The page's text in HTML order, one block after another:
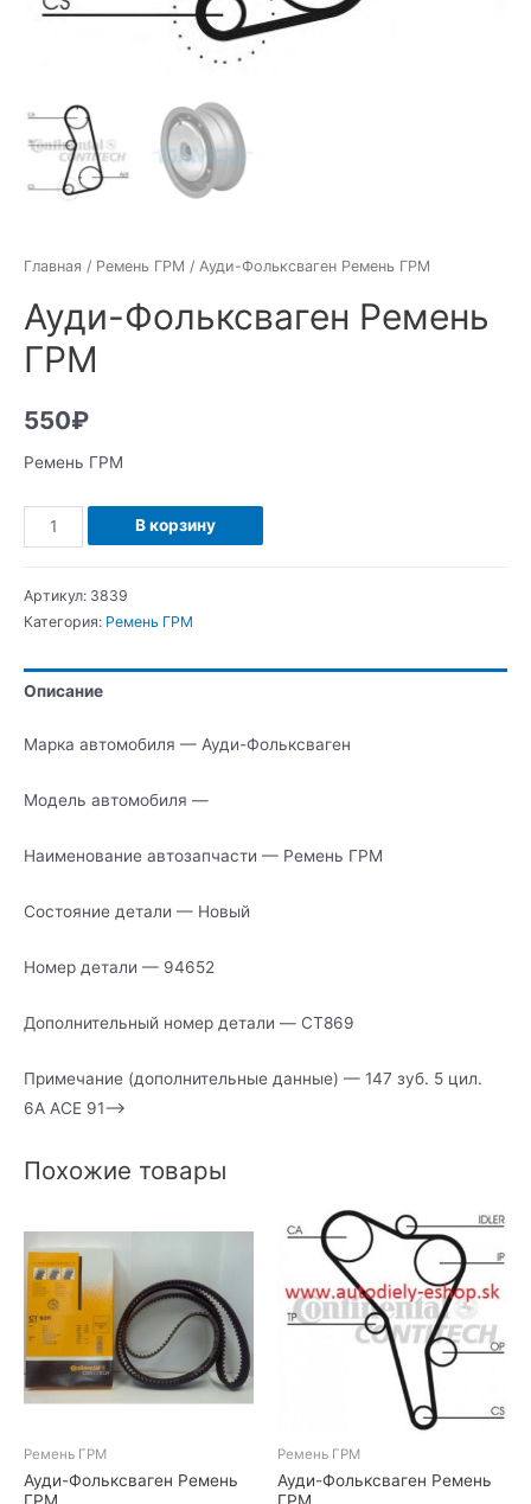
Главная / Ремень ГРМ / Ауди-Фольксваген Ремень ГРМ
Ауди-Фольксваген Ремень
ГРМ
550₽
Ремень ГРМ
Количество
Ауди-
Ремень
В корзину
Артикул: 3839
Категория: Ремень ГРМ
Описание
Марка автомобиля — Ауди-Фольксваген
Модель автомобиля —
Наименование автозапчасти — Ремень ГРМ
Состояние детали — Новый
Номер детали — 94652
Дополнительный номер детали — CT869
Примечание (дополнительные данные) — 147 зуб. 5 цил.
6А АСЕ 91—>
Похожие товары
Ремень ГРМ
Ауди-Фольксваген Ремень
Ремень ГРМ
Ауди-Фольксваген Ремень